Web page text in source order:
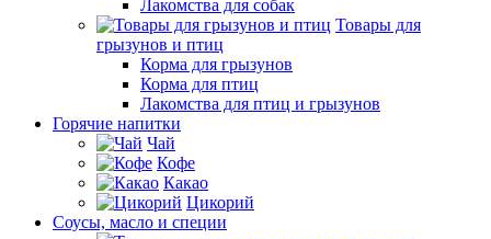
Лакомства для собак
Товары для
грызунов и птиц
Корма для грызунов
Корма для птиц
Лакомства для птиц и грызунов
Горячие напитки
Чай
Кофе
Какао
Цикорий
Соусы, масло и специи